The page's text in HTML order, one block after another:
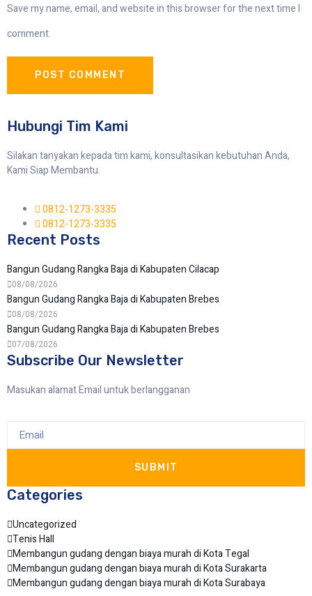
Save my name, email, and website in this browser for the next time I
comment.
Hubungi Tim Kami
Silakan tanyakan kepada tim kami, konsultasikan kebutuhan Anda,
Kami Siap Membantu.
0812-1273-3335
0812-1273-3335
Recent Posts
Bangun Gudang Rangka Baja di Kabupaten Cilacap
08/08/2026
Bangun Gudang Rangka Baja di Kabupaten Brebes
08/08/2026
Bangun Gudang Rangka Baja di Kabupaten Brebes
07/08/2026
Subscribe Our Newsletter
Masukan alamat Email untuk berlangganan
SUBMIT
Categories
Uncategorized
Tenis Hall
Membangun gudang dengan biaya murah di Kota Tegal
Membangun gudang dengan biaya murah di Kota Surakarta
Membangun gudang dengan biaya murah di Kota Surabaya